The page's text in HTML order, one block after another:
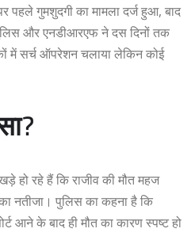
पहले गुमशुदगी का मामला दर्ज हुआ, बाद
और एनडीआरएफ ने दस दिनों तक
सर्च ऑपरेशन चलाया लेकिन कोई
हो रहे हैं कि राजीव की मौत महज
नतीजा। पुलिस का कहना है कि
आने के बाद ही मौत का कारण स्पष्ट हो